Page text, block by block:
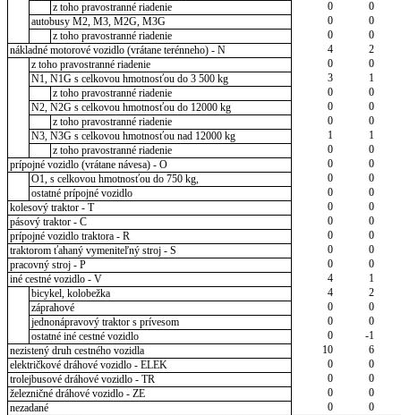
z toho pravostranné riadenie
0
0
autobusy M2, M3, M2G, M3G
0
0
z toho pravostranné riadenie
0
0
nákladné motorové vozidlo (vrátane terénneho) - N
4
2
z toho pravostranné riadenie
0
0
N1, N1G s celkovou hmotnosťou do 3 500 kg
3
1
z toho pravostranné riadenie
0
0
N2, N2G s celkovou hmotnosťou do 12000 kg
0
0
z toho pravostranné riadenie
0
0
N3, N3G s celkovou hmotnosťou nad 12000 kg
1
1
z toho pravostranné riadenie
0
0
prípojné vozidlo (vrátane návesa) - O
0
0
O1, s celkovou hmotnosťou do 750 kg,
0
0
ostatné prípojné vozidlo
0
0
kolesový traktor - T
0
0
pásový traktor - C
0
0
prípojné vozidlo traktora - R
0
0
traktorom ťahaný vymeniteľný stroj - S
0
0
pracovný stroj - P
0
0
iné cestné vozidlo - V
4
1
bicykel, kolobežka
4
2
záprahové
0
0
jednonápravový traktor s prívesom
0
0
ostatné iné cestné vozidlo
0
-1
nezistený druh cestného vozidla
10
6
električkové dráhové vozidlo - ELEK
0
0
trolejbusové dráhové vozidlo - TR
0
0
železničné dráhové vozidlo - ZE
0
0
nezadané
0 0